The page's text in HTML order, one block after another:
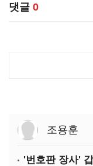
댓글 0
조용훈
'번호판 장사'